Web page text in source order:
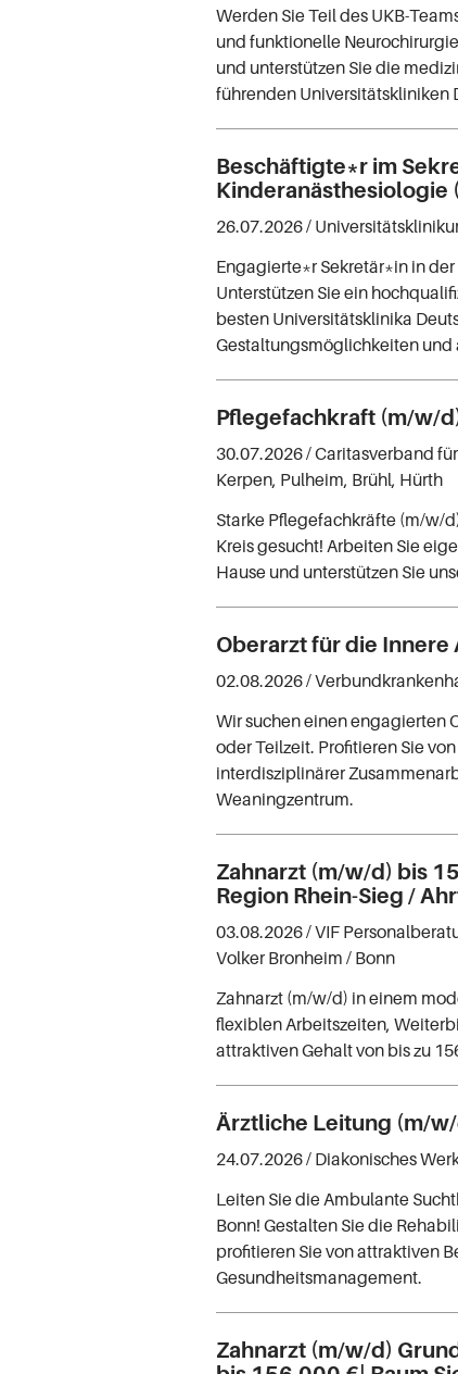
Werden Sie Teil des UKB-
und funktionelle
und unterstützen Sie die
führenden Universitätskliniken
Beschäftigte*r im
Kinderanästhesiologie
26.07.2026 /
Engagierte*r Sekretär*in in
Unterstützen Sie ein
besten Universitätsklinika
Gestaltungsmöglichkeiten und
Pflegefachkraft (m/w/
30.07.2026 /Caritasverband
Kerpen, Pulheim, Brühl, Hürth
Starke Pflegefachkräfte (m/w/
Kreis gesucht! Arbeiten Sie
Hause und unterstützen Sie
Oberarzt für die
02.08.2026 /
Wir suchen einen engagierten
oder Teilzeit. Profitieren Sie
interdisziplinärer
Weaningzentrum.
Zahnarzt (m/w/d) bis
Region Rhein-Sieg /
03.08.2026 /VIF
Volker Bronheim / Bonn
Zahnarzt (m/w/d) in einem
flexiblen Arbeitszeiten,
attraktiven Gehalt von bis zu
Ärztliche Leitung (m/
24.07.2026 / Diakonisches
Leiten Sie die Ambulante
Bonn! Gestalten Sie die
profitieren Sie von attraktiven
Gesundheitsmanagement.
Zahnarzt (m/w/d)